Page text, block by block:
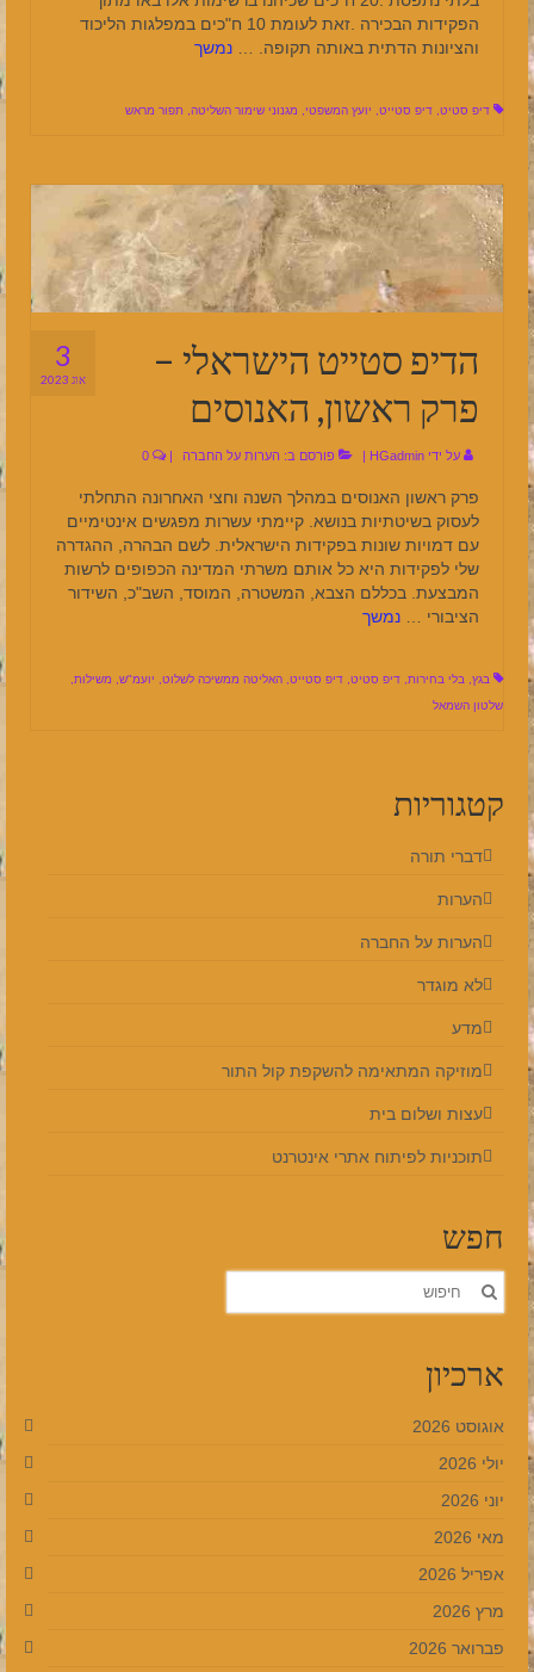
הפקידות הבכירה .זאת לעומת 10 ח"כים במפלגות הליכוד
והציונות הדתית באותה תקופה. … נמשך
דיפ סטיט דיפ סטייט יועץ המשפטי מגנוני שימור השליטה תפור מראש
3
אוג 2023
הדיפ סטייט הישראלי –
פרק ראשון, האנוסים
על ידי HGadmin פורסם ב: הערות על החברה
פרק ראשון האנוסים במהלך השנה וחצי האחרונה התחלתי
לעסוק בשיטתיות בנושא. קיימתי עשרות מפגשים אינטימיים
עם דמויות שונות בפקידות הישראלית. לשם הבהרה, ההגדרה
שלי לפקידות היא כל אותם משרתי המדינה הכפופים לרשות
המבצעת. בכללם הצבא, המשטרה, המוסד, השב"כ, השידור
הציבורי … נמשך
בגץ, בלי בחירות, דיפ סטיט, דיפ סטייט, האליטה ממשיכה לשלוט, יועמ"ש, משילות,
שלטון השמאל
קטגוריות
דברי תורה
הערות
הערות על החברה
לא מוגדר
מדע
מוזיקה המתאימה להשקפת קול התור
עצות ושלום בית
תוכניות לפיתוח אתרי אינטרנט
חפש
חפש
את:
ארכיון
אוגוסט 2026
יולי 2026
יוני 2026
מאי 2026
אפריל 2026
מרץ 2026
פברואר 2026